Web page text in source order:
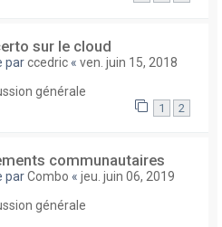
sur le cloud
parccedric « ven. juin 15, 2018
générale
1 2
communautaires
parCombo « jeu. juin 06, 2019
générale